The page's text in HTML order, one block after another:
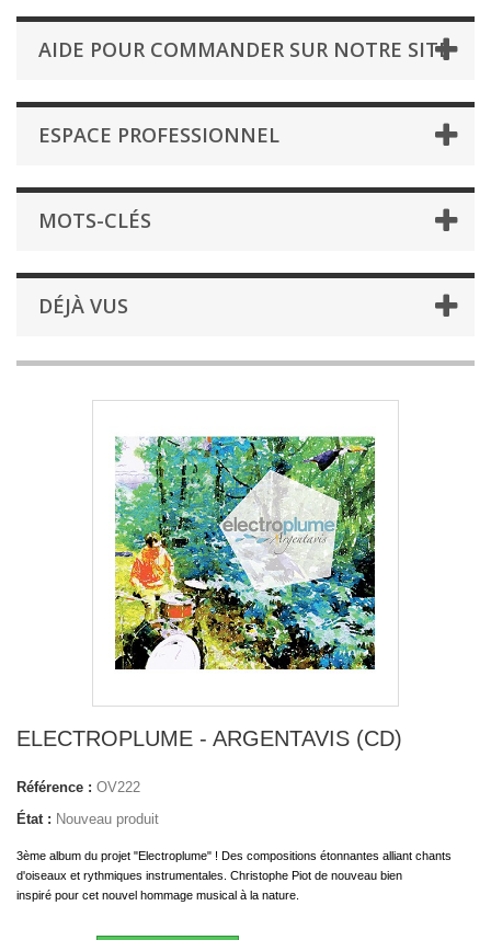
AIDE POUR COMMANDER SUR NOTRE SITE
ESPACE PROFESSIONNEL
MOTS-CLÉS
DÉJÀ VUS
ELECTROPLUME - ARGENTAVIS (CD)
Référence : OV222
État : Nouveau produit
3ème album du projet "Electroplume" ! Des compositions étonnantes alliant chants
d'oiseaux et rythmiques instrumentales. Christophe Piot de nouveau bien
inspiré pour cet nouvel hommage musical à la nature.